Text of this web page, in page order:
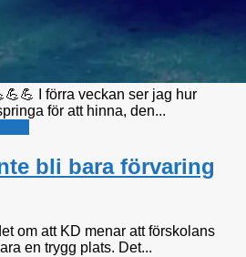
I förra veckan ser jag hur
för att hinna, den...
bli bara förvaring
om att KD menar att förskolans
en trygg plats. Det...